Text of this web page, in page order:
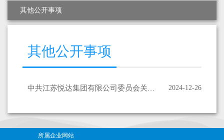
其他公开事项
其他公开事项
2024-12-26
中共江苏悦达集团有限公司委员会关于市委巡察整改进展情况的通报
所属企业网站